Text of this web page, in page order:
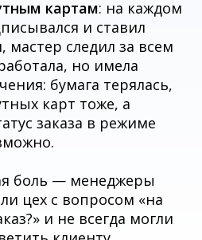
картам: на каждом
и ставил
мастер следил за всем
но имела
бумага терялась,
карт тоже, а
заказа в режиме
боль — менеджеры
цех с вопросом «на
и не всегда могли